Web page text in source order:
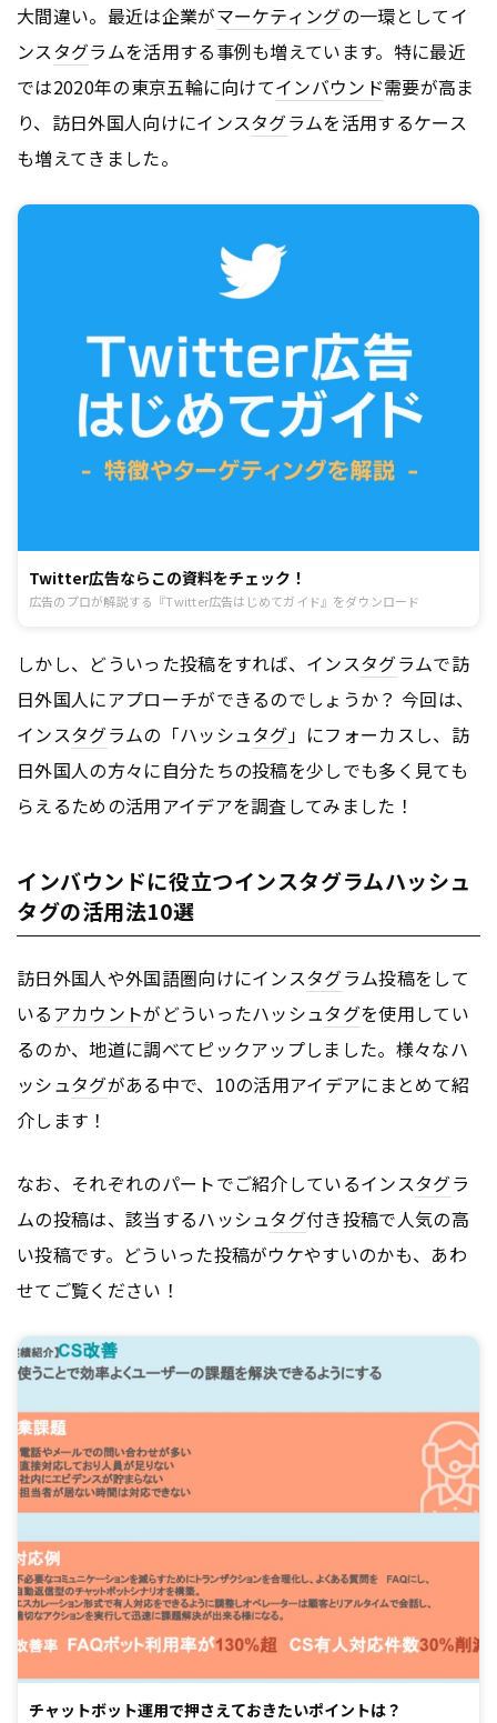
大間違い。最近は企業がマーケティングの一環としてイ
ンスタグラムを活用する事例も増えています。特に最近
では2020年の東京五輪に向けてインバウンド需要が高ま
り、訪日外国人向けにインスタグラムを活用するケース
も増えてきました。
Twitter広告ならこの資料をチェック！
広告のプロが解説する『Twitter広告はじめてガイド』をダウンロード
しかし、どういった投稿をすれば、インスタグラムで訪
日外国人にアプローチができるのでしょうか？ 今回は、
インスタグラムの「ハッシュタグ」にフォーカスし、訪
日外国人の方々に自分たちの投稿を少しでも多く見ても
らえるための活用アイデアを調査してみました！
インバウンドに役立つインスタグラムハッシュ
タグの活用法10選
訪日外国人や外国語圏向けにインスタグラム投稿をして
いるアカウントがどういったハッシュタグを使用してい
るのか、地道に調べてピックアップしました。様々なハ
ッシュタグがある中で、10の活用アイデアにまとめて紹
介します！
なお、それぞれのパートでご紹介しているインスタグラ
ムの投稿は、該当するハッシュタグ付き投稿で人気の高
い投稿です。どういった投稿がウケやすいのかも、あわ
せてご覧ください！
チャットボット運用で押さえておきたいポイントは？